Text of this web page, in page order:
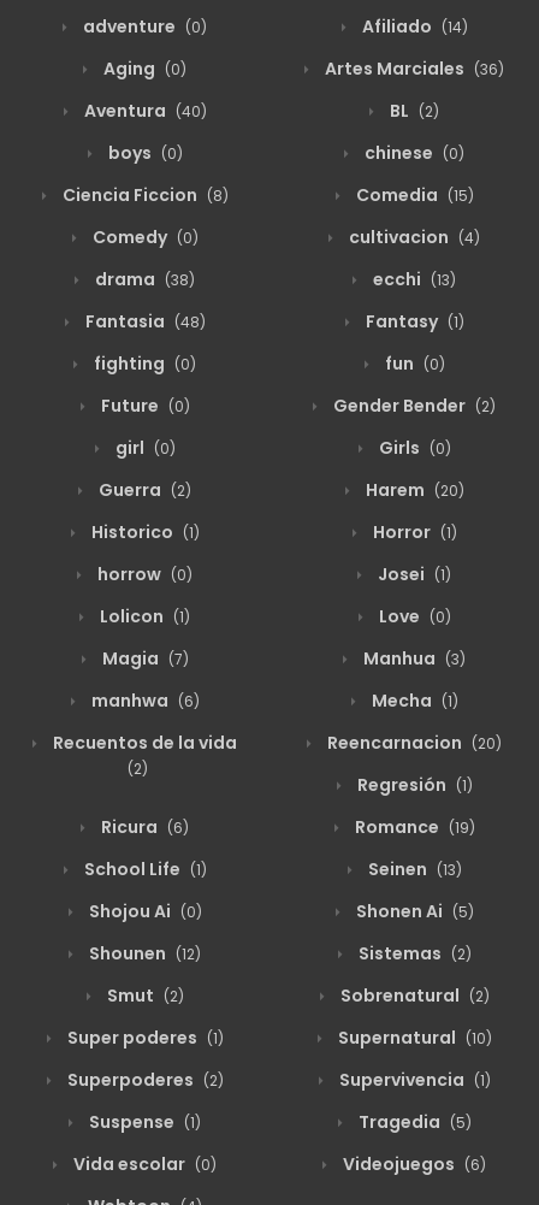
adventure (0) Afiliado (14)
Aging (0) Artes Marciales (36)
Aventura (40) BL (2)
boys (0) chinese (0)
Ciencia Ficcion (8) Comedia (15)
Comedy (0) cultivacion (4)
drama (38) ecchi (13)
Fantasia (48) Fantasy (1)
fighting (0) fun (0)
Future (0) Gender Bender (2)
girl (0) Girls (0)
Guerra (2) Harem (20)
Historico (1) Horror (1)
horrow (0) Josei (1)
Lolicon (1) Love (0)
Magia (7) Manhua (3)
manhwa (6) Mecha (1)
Recuentos de la vida
(2)
Reencarnacion (20)
Regresión (1)
Ricura (6) Romance (19)
School Life (1) Seinen (13)
Shojou Ai (0) Shonen Ai (5)
Shounen (12) Sistemas (2)
Smut (2) Sobrenatural (2)
Super poderes (1) Supernatural (10)
Superpoderes (2) Supervivencia (1)
Suspense (1) Tragedia (5)
Vida escolar (0) Videojuegos (6)